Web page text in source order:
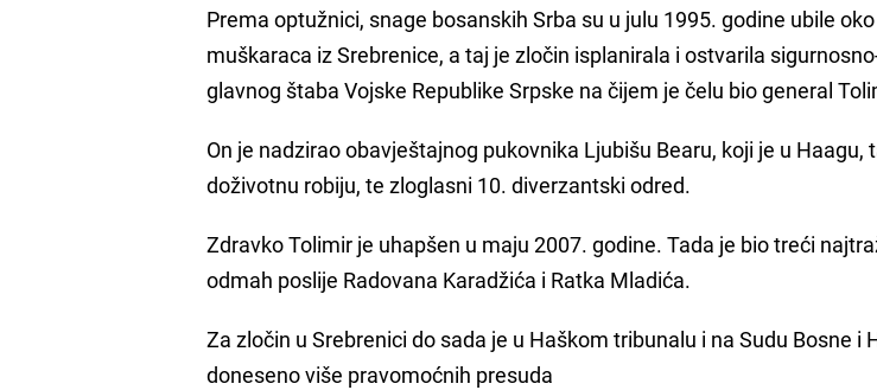
Prema optužnici, snage bosanskih Srba su u julu 1995. godine ubile
muškaraca iz Srebrenice, a taj je zločin isplanirala i ostvarila
glavnog štaba Vojske Republike Srpske na čijem je čelu bio general
On je nadzirao obavještajnog pukovnika Ljubišu Bearu, koji je u Haagu,
doživotnu robiju, te zloglasni 10. diverzantski odred.
Zdravko Tolimir je uhapšen u maju 2007. godine. Tada je bio treći
odmah poslije Radovana Karadžića i Ratka Mladića.
Za zločin u Srebrenici do sada je u Haškom tribunalu i na Sudu Bosne i
doneseno više pravomoćnih presuda